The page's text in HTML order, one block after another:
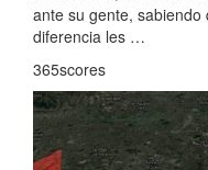
ante su gente,
diferencia les …
365scores